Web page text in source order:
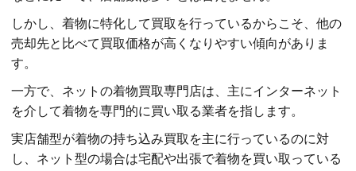
しかし、着物に特化して買取を行っているからこそ、他の
売却先と比べて買取価格が高くなりやすい傾向がありま
す。
一方で、ネットの着物買取専門店は、主にインターネット
を介して着物を専門的に買い取る業者を指します。
実店舗型が着物の持ち込み買取を主に行っているのに対
し、ネット型の場合は宅配や出張で着物を買い取っている